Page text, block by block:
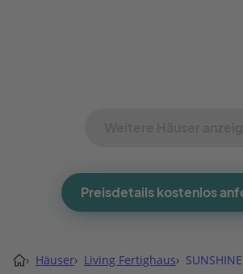
Preisdetails kostenlos
› Häuser› Living Fertighaus›